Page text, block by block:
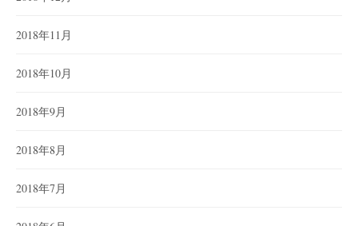
2018年11月
2018年10月
2018年9月
2018年8月
2018年7月